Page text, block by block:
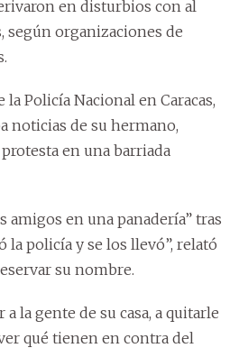
en disturbios con al
según organizaciones de
la Policía Nacional en Caracas,
noticias de su hermano,
en una barriada
amigos en una panadería” tras
la policía y se los llevó”, relató
su nombre.
a la gente de su casa, a quitarle
qué tienen en contra del